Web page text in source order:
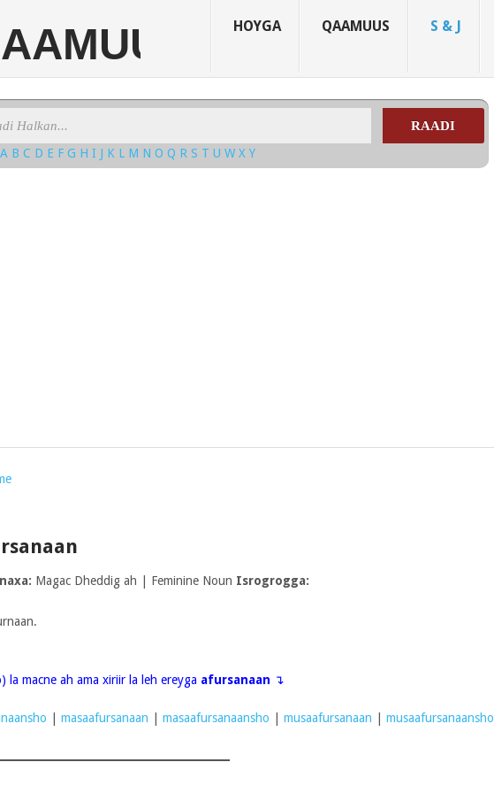
HOYGA QAAMUUS S & J
RAADI
A B C D E F G H I J K L M N O Q R S T U W X Y
Magac Dheddig ah | Feminine Noun Isrogrogga:
la macne ah ama xiriir la leh ereyga afursanaan ↴
masaafursanaan masaafursanaansho musaafursanaan musaafursanaansho